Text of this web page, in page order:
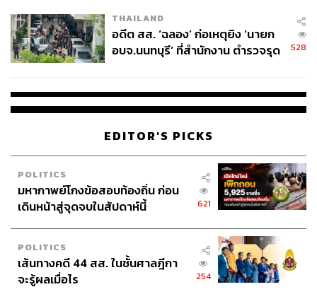
THAILAND
อดีต สส. ‘ฉลอง’ ก่อเหตุยิง ‘นายก
อบจ.นนทบุรี’ ที่สำนักงาน ตำรวจรุด
528
EDITOR'S PICKS
POLITICS
มหากาพย์โกงข้อสอบท้องถิ่น ก่อน
เดินหน้าสู่จุดจบในสัปดาห์นี้
621
POLITICS
เส้นทางคดี 44 สส. ในชั้นศาลฎีกา
จะรู้ผลเมื่อไร
254